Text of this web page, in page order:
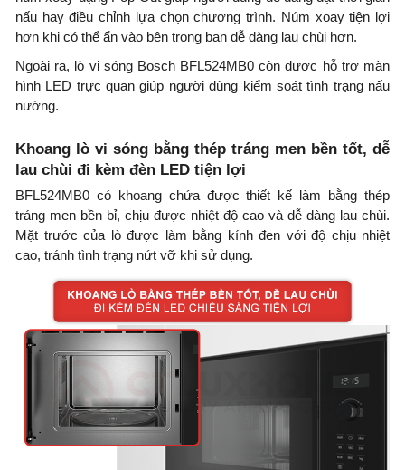
nấu hay điều chỉnh lựa chọn chương trình. Núm xoay tiện lợi
hơn khi có thể ẩn vào bên trong bạn dễ dàng lau chùi hơn.
Ngoài ra, lò vi sóng Bosch BFL524MB0 còn được hỗ trợ màn
hình LED trực quan giúp người dùng kiểm soát tình trạng nấu
nướng.
Khoang lò vi sóng bằng thép tráng men bền tốt, dễ
lau chùi đi kèm đèn LED tiện lợi
BFL524MB0 có khoang chứa được thiết kế làm bằng thép
tráng men bền bỉ, chịu được nhiệt độ cao và dễ dàng lau chùi.
Mặt trước của lò được làm bằng kính đen với độ chịu nhiệt
cao, tránh tình trạng nứt vỡ khi sử dụng.